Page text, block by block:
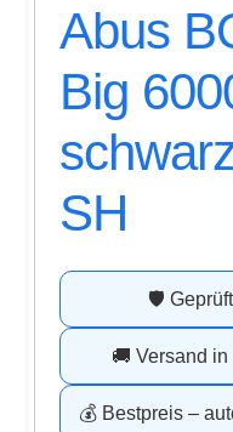
Abus
Big
SH
🛡️
🚚 Versand
💰 Bestpreis –